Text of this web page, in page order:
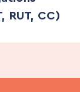
RUT, CC)